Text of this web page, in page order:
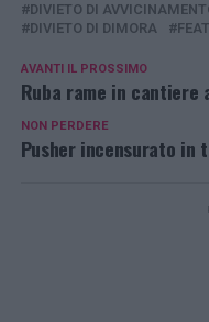
DIVIETO DI
DIVIETO DI DIMORA
AVANTI IL ​​PROSSIMO
Ruba rame in cantiere
NON PERDERE
Pusher incensurato